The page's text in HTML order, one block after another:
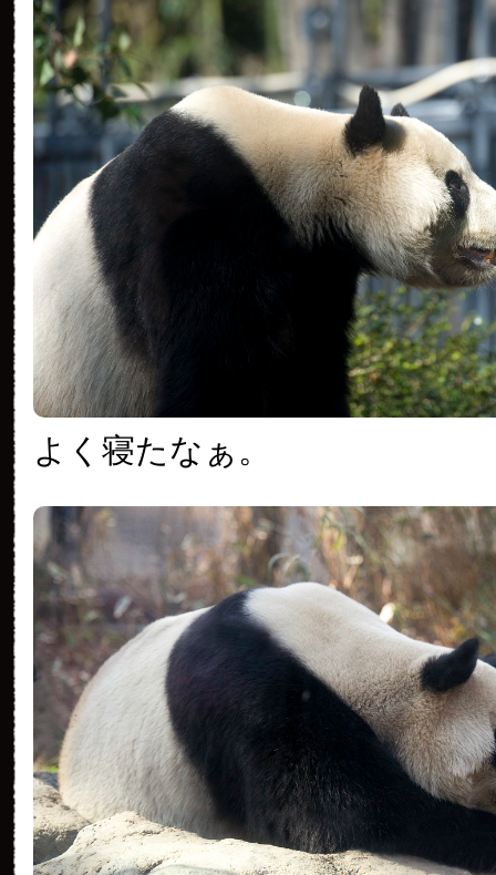
よく寝たなぁ。